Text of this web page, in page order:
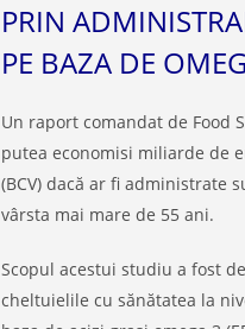
PRIN
PE BAZA DE
Un raport comandat de Food
putea economisi miliarde de
(BCV) dacă ar fi administrate
vârsta mai mare de 55 ani.
Scopul acestui studiu a fost
cheltuielile cu sănătatea la